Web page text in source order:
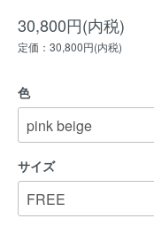
30,800円(内税)
定価：30,800円(内税)
色
サイズ